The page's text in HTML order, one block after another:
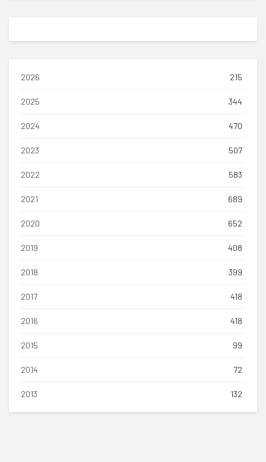
2026 215
2025 344
2024 470
2023 507
2022 583
2021 689
2020 652
2019 408
2018 399
2017 418
2016 418
2015 99
2014 72
2013 132